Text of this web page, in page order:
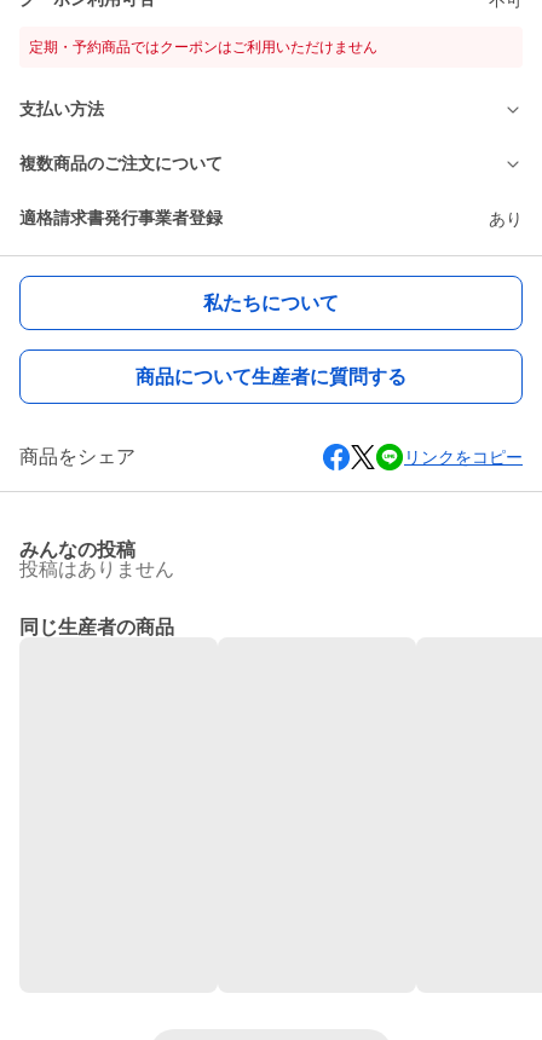
定期・予約商品ではクーポンはご利用いただけません
支払い方法
複数商品のご注文について
適格請求書発行事業者登録 あり
私たちについて
商品について生産者に質問する
商品をシェア リンクをコピー
みんなの投稿
投稿はありません
同じ生産者の商品